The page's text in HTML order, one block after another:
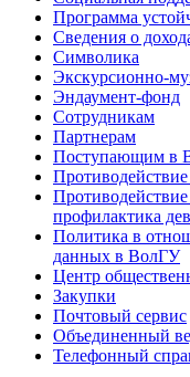
Программа
Сведения о
Символика
Экскурсионно-
Эндаумент-фонд
Сотрудникам
Партнерам
Поступающим в
профилактика
Политика в
данных в ВолГУ
Центр
Закупки
Почтовый сервис
Объединенный
Телефонный